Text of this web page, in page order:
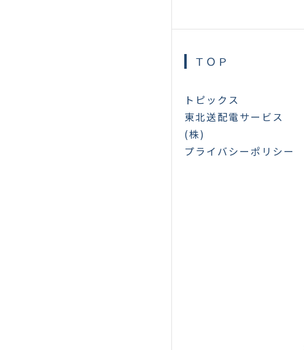
ＴＯＰ
トピックス
東北送配電サービス
(株)
プライバシーポリシー